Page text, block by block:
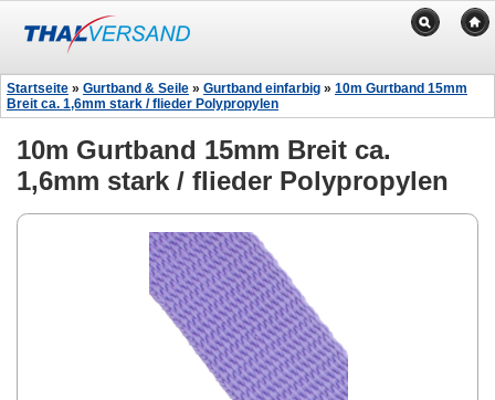
Startseite » Gurtband & Seile » Gurtband einfarbig » 10m Gurtband 15mm
Breit ca. 1,6mm stark / flieder Polypropylen
10m Gurtband 15mm Breit ca.
1,6mm stark / flieder Polypropylen